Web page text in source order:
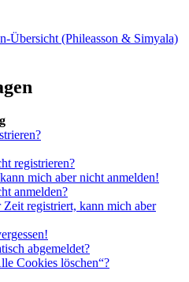
Übersicht (Phileasson & Simyala)
registrieren?
mich aber nicht anmelden!
anmelden?
registriert, kann mich aber
abgemeldet?
Cookies löschen“?